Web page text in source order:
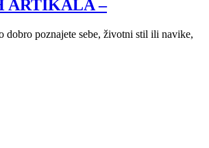
ARTIKALA –
dobro poznajete sebe, životni stil ili navike,